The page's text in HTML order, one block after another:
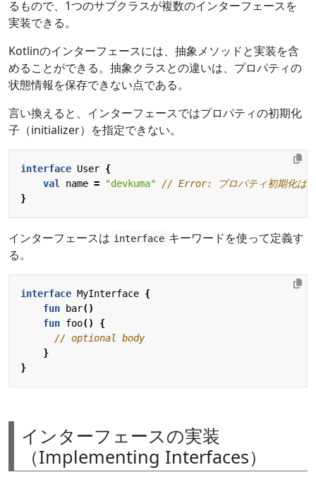
るもので、1つのサブクラスが複数のインターフェースを
実装できる。
Kotlinのインターフェースには、抽象メソッドと実装を含
めることができる。抽象クラスとの違いは、プロパティの
状態情報を保存できない点である。
言い換えると、インターフェースではプロパティの初期化
子（initializer）を指定できない。
interface User {
val
name =
"devkuma"
}
インターフェースは interface キーワードを使って定義す
る。
interface MyInterface {
fun
bar()
fun foo()
{
}
}
インターフェースの実装
（Implementing Interfaces）